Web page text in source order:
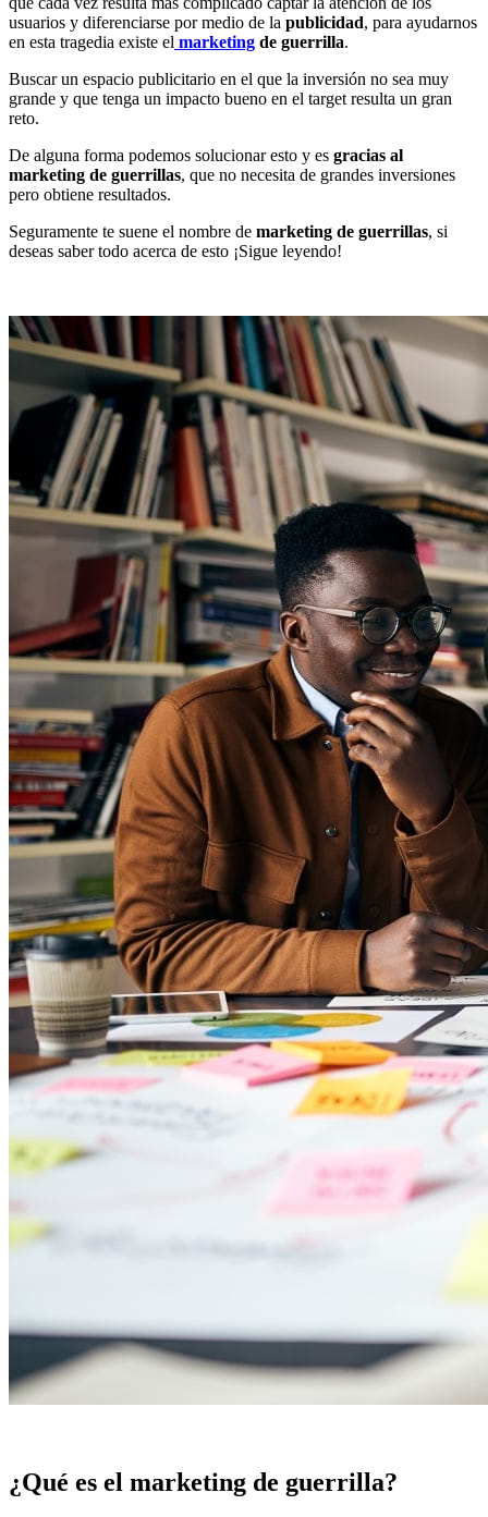
usuarios y diferenciarse por medio de la publicidad, para ayudarnos
en esta tragedia existe el marketing de guerrilla.
Buscar un espacio publicitario en el que la inversión no sea muy
grande y que tenga un impacto bueno en el target resulta un gran
reto.
De alguna forma podemos solucionar esto y es gracias al
marketing de guerrillas, que no necesita de grandes inversiones
pero obtiene resultados.
Seguramente te suene el nombre de marketing de guerrillas, si
deseas saber todo acerca de esto ¡Sigue leyendo!
¿Qué es el marketing de guerrilla?